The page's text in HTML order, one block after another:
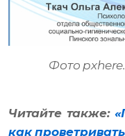
Фото
Читайте также:
как